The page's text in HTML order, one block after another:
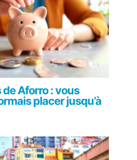
Aforro : vous
placer jusqu’à